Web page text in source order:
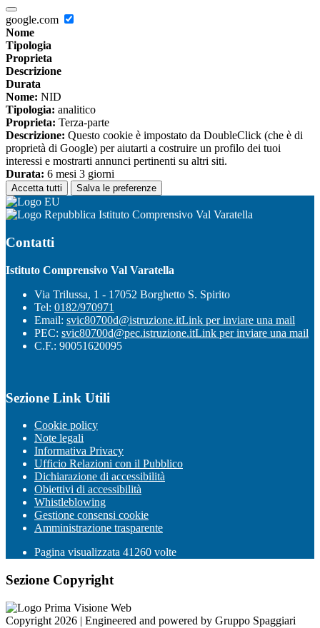
google.com
Nome
Tipologia
Proprieta
Descrizione
Durata
Nome: NID
Tipologia: analitico
Proprieta: Terza-parte
Descrizione: Questo cookie è impostato da DoubleClick (che è di
proprietà di Google) per aiutarti a costruire un profilo dei tuoi
interessi e mostrarti annunci pertinenti su altri siti.
Durata: 6 mesi 3 giorni
Accetta tutti Salva le preferenze
Istituto Comprensivo Val Varatella
Contatti
Istituto Comprensivo Val Varatella
Via Trilussa, 1 - 17052 Borghetto S. Spirito
Tel: 0182/970971
Email: svic80700d@istruzione.itLink per inviare una mail
PEC: svic80700d@pec.istruzione.itLink per inviare una mail
C.F.: 90051620095
Sezione Link Utili
Cookie policy
Note legali
Informativa Privacy
Ufficio Relazioni con il Pubblico
Dichiarazione di accessibilità
Obiettivi di accessibilità
Whistleblowing
Gestione consensi cookie
Amministrazione trasparente
Pagina visualizzata 41260 volte
Sezione Copyright
Copyright 2026 | Engineered and powered by Gruppo Spaggiari